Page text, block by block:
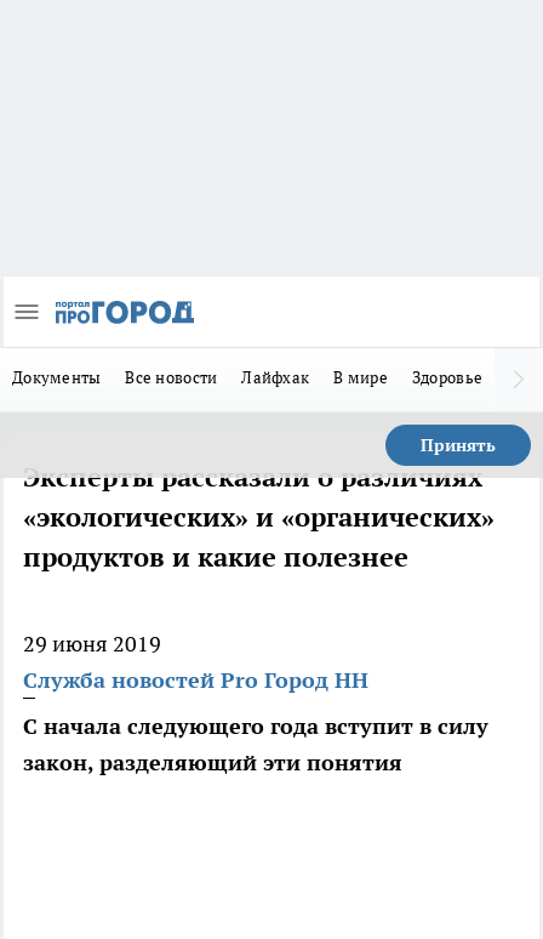
Документы Все новости Лайфхак В мире Здоровье
Принять
Эксперты рассказали о различиях
«экологических» и «органических»
продуктов и какие полезнее
29 июня 2019
Служба новостей Pro Город НН
С начала следующего года вступит в силу
закон, разделяющий эти понятия